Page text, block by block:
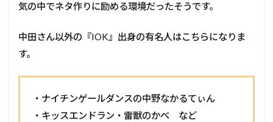
気の中でネタ作りに励める環境だったそうです。
中田さん以外の『IOK』出身の有名人はこちらになりま
す。
・ナイチンゲールダンスの中野なかるてぃん
・キッスエンドラン・雷獣のかべ など